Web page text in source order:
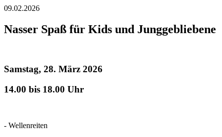
09.02.2026
Nasser Spaß für Kids und Junggebliebene
Samstag, 28. März 2026
14.00 bis 18.00 Uhr
- Wellenreiten